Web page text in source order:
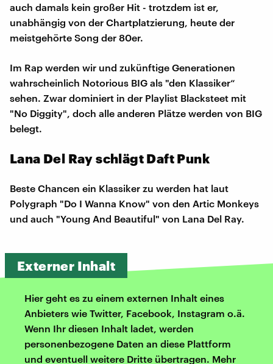
auch damals kein großer Hit - trotzdem ist er,
unabhängig von der Chartplatzierung, heute der
meistgehörte Song der 80er.
Im Rap werden wir und zukünftige Generationen
wahrscheinlich Notorious BIG als "den Klassiker“
sehen. Zwar dominiert in der Playlist Blacksteet mit
"No Diggity", doch alle anderen Plätze werden von BIG
belegt.
Lana Del Ray schlägt Daft Punk
Beste Chancen ein Klassiker zu werden hat laut
Polygraph "Do I Wanna Know" von den Artic Monkeys
und auch "Young And Beautiful" von Lana Del Ray.
Externer Inhalt
Hier geht es zu einem externen Inhalt eines
Anbieters wie Twitter, Facebook, Instagram o.ä.
Wenn Ihr diesen Inhalt ladet, werden
personenbezogene Daten an diese Plattform
und eventuell weitere Dritte übertragen. Mehr